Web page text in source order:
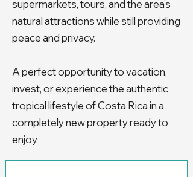
supermarkets, tours, and the area’s
natural attractions while still providing
peace and privacy.
A perfect opportunity to vacation,
invest, or experience the authentic
tropical lifestyle of Costa Rica in a
completely new property ready to
enjoy.